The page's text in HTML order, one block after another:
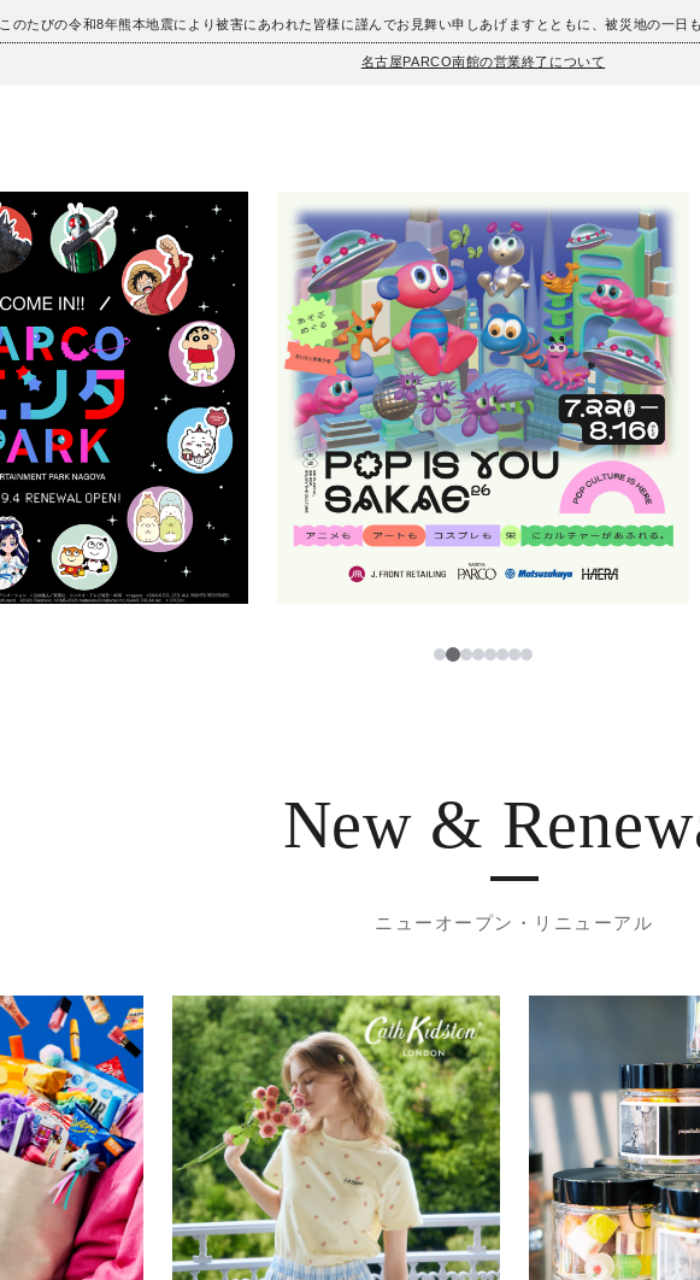
このたびの令和8年熊本地震により被害にあわれた皆様に謹んでお見舞い申しあげますとともに、被災地の一日
名古屋PARCO南館の営業終了について
12345678
New &
ニューオープン・リニューアル